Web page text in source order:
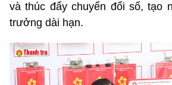
và thúc đẩy chuyển đổi số, tạo
trưởng dài hạn.